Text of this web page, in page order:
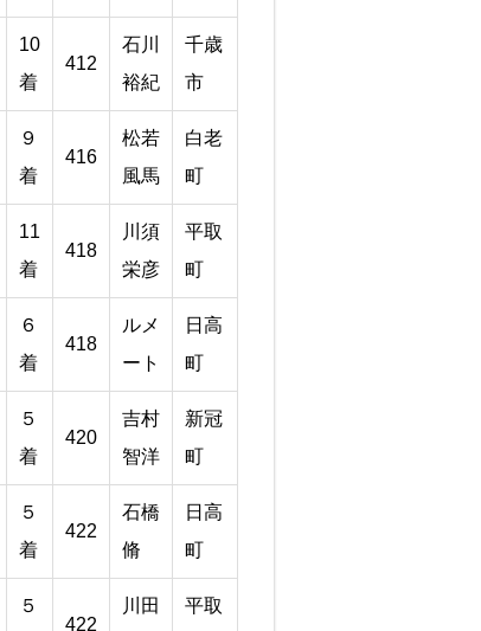
10
着
412
石川
裕紀
千歳
市
９
着
416
松若
風馬
白老
町
11
着
418
川須
栄彦
平取
町
６
着
418
ルメ
ート
日高
町
５
着
420
吉村
智洋
新冠
町
５
着
422
石橋
脩
日高
町
５
422
川田
平取